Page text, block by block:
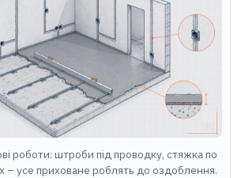
роботи: штроби під проводку, стяжка по
– усе приховане роблять до оздоблення.